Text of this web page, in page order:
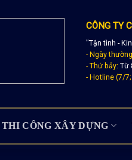
CÔNG TY
"Tận tình -
- Ngày
- Thứ bảy: Từ
- Hotline (7/7;
THI CÔNG XÂY DỰNG